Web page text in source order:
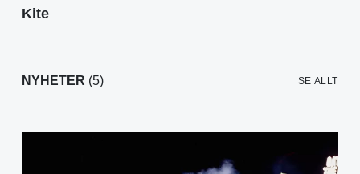
Kite
NYHETER (5) SE ALLT